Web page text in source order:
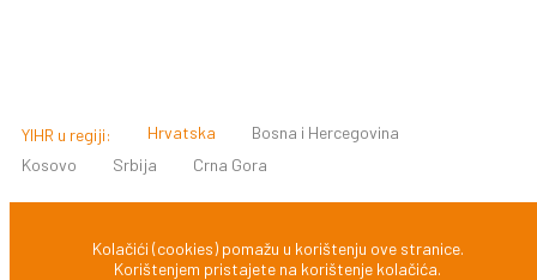
YIHR u regiji: Hrvatska
Bosna i Hercegovina
Kosovo
Srbija Crna Gora
© 2022 INICIJATIVA MLADIH ZA LJUDSKA PRAVA, ZAGREB,
Kolačići (cookies) pomažu u korištenju ove stranice.
Korištenjem pristajete na korištenje kolačića.